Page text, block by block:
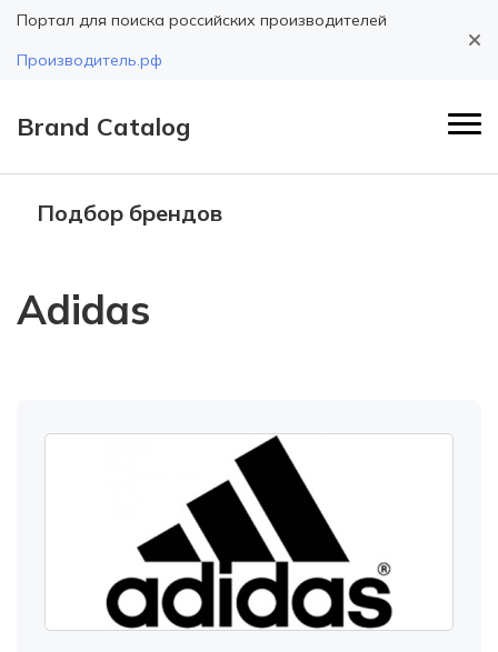
Портал для поиска российских производителей
Производитель.рф
Brand Catalog
Подбор брендов
Adidas